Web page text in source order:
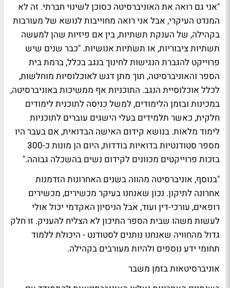
"אני גם רואה את האוניברסיטה כסוכן לשינוי חברתי. זה לא
המנדט העיקרי, אבל אני רואה מחוייבות לנושא של מעורבות
בקהילה, של הענקת תשתיות, בין אם פיזיות שהן למעשה
תשתיות ציבוריות, או תשתיות אנושיות. "כבר שנים שיש
פרוייקט להגברת הנגישות לחינוך בנגב בכלל, ברמת בית
הספר והאוניברסיטה, תוך מתן דגש לאוכלוסיות מוחלשות,
לכלל אוכלוסיית הנגב. התוכניות אף ממשיכות באוניברסיטה,
במכינות ובזמן הלימודים, למשל כניסה לתוכנית לימודים
חלקית, כאשר תלמידים בעלי הישגים עוברים לתוכניות
לימוד מלאות. בנושא קידום האישה הבדואית, אם בעבר היו
מספר סטודנטיות בדואיות בודדות, היום הן מונות כ-300
בזכות פרוייקטים מכוונים לקידום נשים בהשכלה גבוהה."
"בנוסף, אוניברסיטה מהווה בשנים האחרונות הזדמנות
אחרונה לתיקון. נכון שאנחנו בעיקר מכשירים, מכשירים
רופאים, עורכי-דין ועוד, אבל הניסיון האקדמי יכול אולי
לעשות משהו שבית הספר התיכון לא הצליח להעניק. זו חלק
גדול מהחוויה שאנחנו נותנים לסטודנט - היכולת ללמוד
תחומי ידע נוספים ולהיות מעורבים בקהילה.
אוניברסיטאות בזמן משבר